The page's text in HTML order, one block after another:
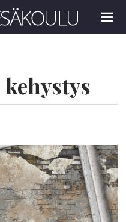
MENU
kehystys